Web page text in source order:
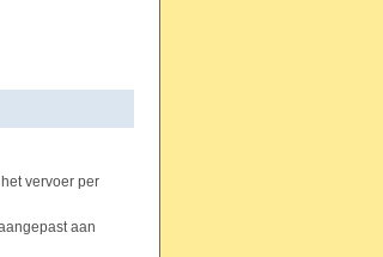
vervoer per
aan